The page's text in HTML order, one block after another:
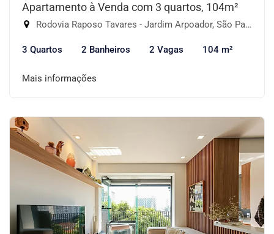
Apartamento à Venda com 3 quartos, 104m²
Rodovia Raposo Tavares - Jardim Arpoador, São Paulo-SP
3 Quartos 2 Banheiros 2 Vagas 104 m²
Mais informações